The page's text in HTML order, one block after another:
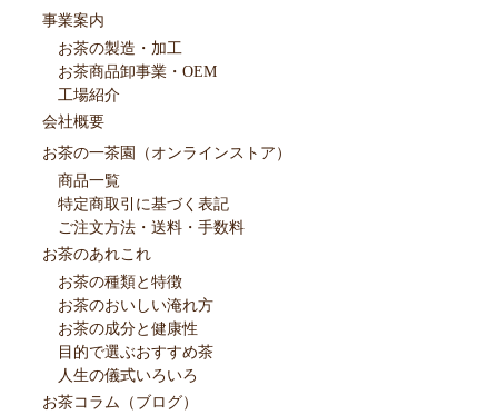
事業案内
お茶の製造・加工
お茶商品卸事業・OEM
工場紹介
会社概要
お茶の一茶園（オンラインストア）
商品一覧
特定商取引に基づく表記
ご注文方法・送料・手数料
お茶のあれこれ
お茶の種類と特徴
お茶のおいしい淹れ方
お茶の成分と健康性
目的で選ぶおすすめ茶
人生の儀式いろいろ
お茶コラム（ブログ）